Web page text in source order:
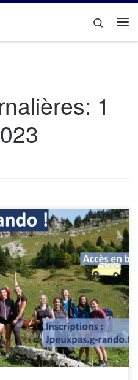
Search
1
J’Peux Pas J’ai Rando, la
aura lieu les samedi et
De nombreuses